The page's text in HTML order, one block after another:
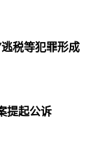
税等犯罪形成
提起公诉